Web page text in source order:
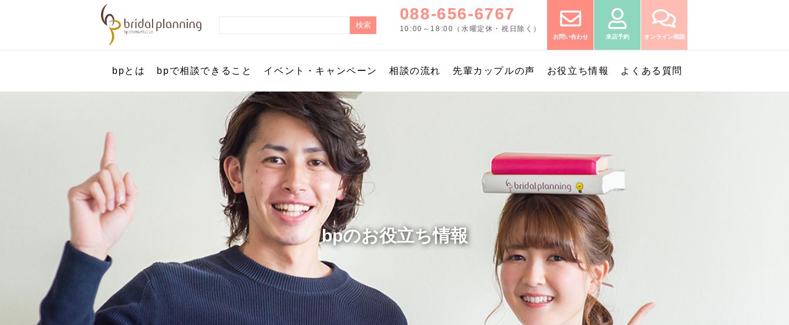
088-656-6767
10:00～18:00（水曜定休・祝日除く）
お問い合わせ 来店予約 オンライン相談
bpとは bpで相談できること イベント・キャンペーン 相談の流れ 先輩カップルの声 お役立ち情報 よくある質問
bpのお役立ち情報